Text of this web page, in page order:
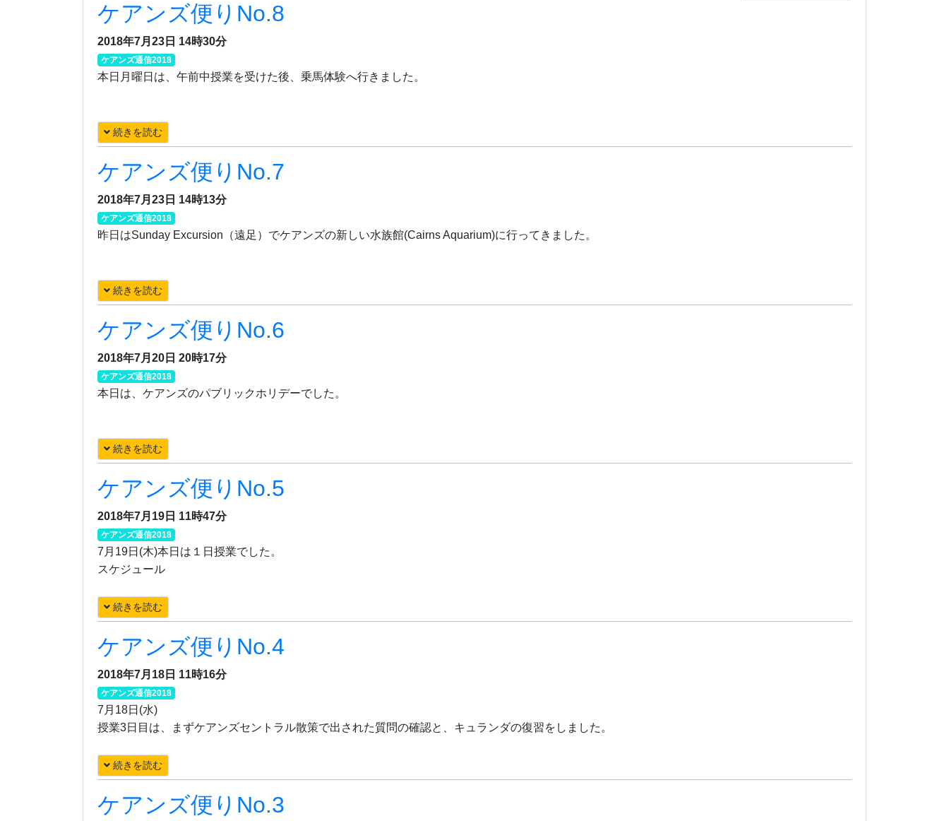
ケアンズ便りNo.8
2018年7月23日 14時30分
ケアンズ通信2018
本日月曜日は、午前中授業を受けた後、乗馬体験へ行きました。
続きを読む
ケアンズ便りNo.7
2018年7月23日 14時13分
ケアンズ通信2018
昨日はSunday Excursion（遠足）でケアンズの新しい水族館(Cairns Aquarium)に行ってきました。
続きを読む
ケアンズ便りNo.6
2018年7月20日 20時17分
ケアンズ通信2018
本日は、ケアンズのパブリックホリデーでした。
続きを読む
ケアンズ便りNo.5
2018年7月19日 11時47分
ケアンズ通信2018
7月19日(木)本日は１日授業でした。
スケジュール
続きを読む
ケアンズ便りNo.4
2018年7月18日 11時16分
ケアンズ通信2018
7月18日(水)
授業3日目は、まずケアンズセントラル散策で出された質問の確認と、キュランダの復習をしました。
続きを読む
ケアンズ便りNo.3